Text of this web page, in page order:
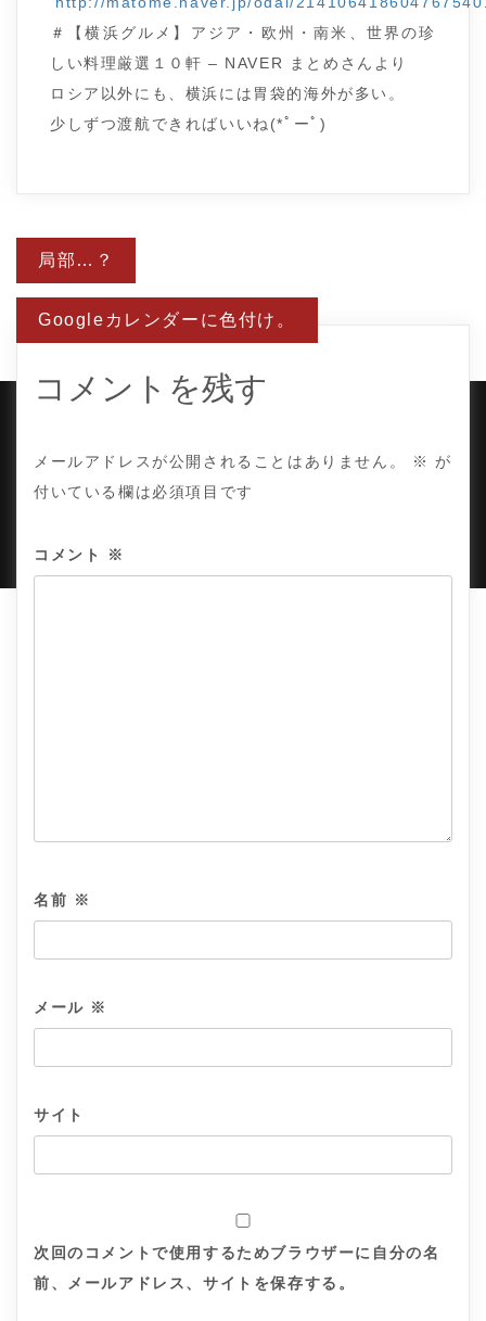
＃【横浜グルメ】アジア・欧州・南米、世界の珍
しい料理厳選１０軒 – NAVER まとめさんより
ロシア以外にも、横浜には胃袋的海外が多い。
少しずつ渡航できればいいね(*ﾟーﾟ)
投
稿
ナ
ビ
ゲ
ー
ョ
ン
局部…？
Googleカレンダーに色付け。
コメントを残す
メールアドレスが公開されることはありません。 ※
が
付いている欄は必須項目です
コメント ※
名前 ※
メール ※
サイト
次回のコメントで使用するためブラウザーに自分の名
前、メールアドレス、サイトを保存する。